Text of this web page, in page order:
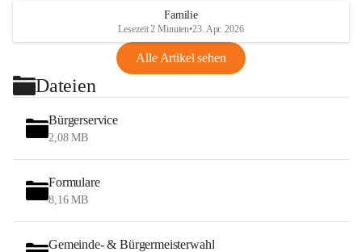
Familie
Lesezeit 2 Minuten•23. Apr. 2026
Alle Artikel sehen
Dateien
Bürgerservice
2,08 MB
Formulare
8,16 MB
Gemeinde- & Bürgermeisterwahl